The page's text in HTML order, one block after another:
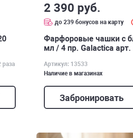
раза
2 390 руб.
до 239 бонусов на карту
Фарфоровые чашки с
мл / 4 пр. Galactica арт.
Артикул: 13533
Наличие в магазинах
Забронировать